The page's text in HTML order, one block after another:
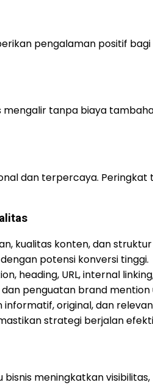
pengalaman positif
tanpa biaya
dan terpercaya.
kualitas konten, dan
potensi konversi tinggi.
heading, URL, internal
penguatan brand
original, dan
strategi berjalan
meningkatkan